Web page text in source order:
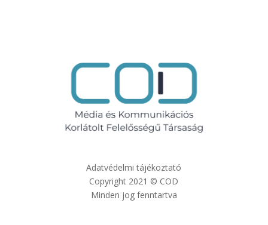
Adatvédelmi tájékoztató
Copyright 2021 © COD
Minden jog fenntartva